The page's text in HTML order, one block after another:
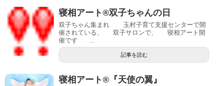
寝相アート®双子ちゃんの日
双子ちゃん集まれ 玉村子育て支援センターで開
催されている、 双子サロンで、 寝相アート開
催です ...
記事を読む
寝相アート®︎『天使の翼』